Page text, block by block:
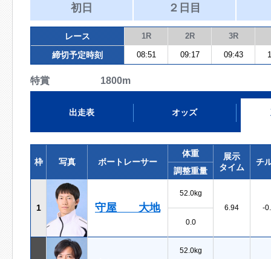
初日 ２日目
レース 1R 2R 3R
締切予定時刻 08:51 09:17 09:43
特賞 1800m
出走表 オッズ
枠 写真 ボートレーサー
体重
展示
タイム
チ
調整重量
1 守屋 大地
52.0kg
6.94
-
0.0
52.0kg